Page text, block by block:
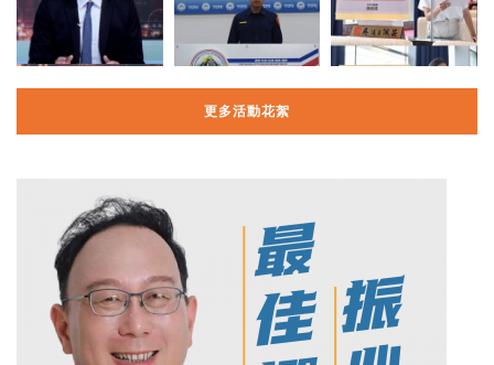
更多活動花絮